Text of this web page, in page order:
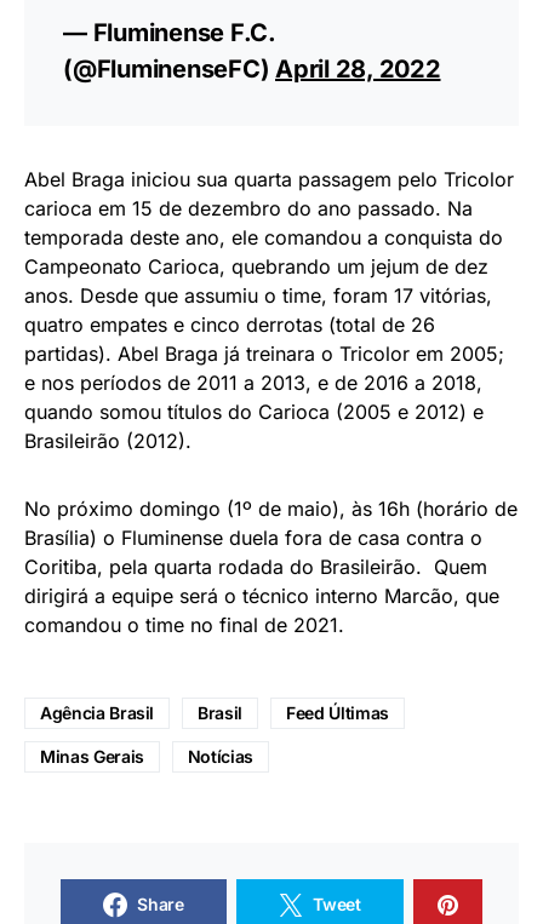
— Fluminense F.C.
(@FluminenseFC) April 28, 2022
Abel Braga iniciou sua quarta passagem pelo Tricolor
carioca em 15 de dezembro do ano passado. Na
temporada deste ano, ele comandou a conquista do
Campeonato Carioca, quebrando um jejum de dez
anos. Desde que assumiu o time, foram 17 vitórias,
quatro empates e cinco derrotas (total de 26
partidas). Abel Braga já treinara o Tricolor em 2005;
e nos períodos de 2011 a 2013, e de 2016 a 2018,
quando somou títulos do Carioca (2005 e 2012) e
Brasileirão (2012).
No próximo domingo (1º de maio), às 16h (horário de
Brasília) o Fluminense duela fora de casa contra o
Coritiba, pela quarta rodada do Brasileirão. Quem
dirigirá a equipe será o técnico interno Marcão, que
comandou o time no final de 2021.
Agência Brasil Brasil Feed Últimas
Minas Gerais Notícias
Share Tweet